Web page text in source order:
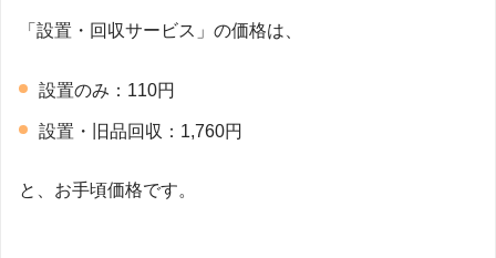
「設置・回収サービス」の価格は、
設置のみ：110円
設置・旧品回収：1,760円
と、お手頃価格です。